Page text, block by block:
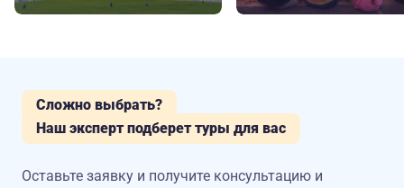
Сложно выбрать?
Наш эксперт подберет туры для вас
Оставьте заявку и получите консультацию и